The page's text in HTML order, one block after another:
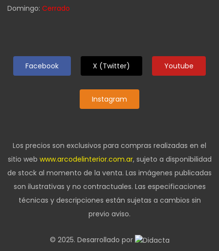
Domingo: Cerrado
Facebook X (Twitter) Youtube
Instagram
Los precios son exclusivos para compras realizadas en el
sitio web www.arcodelinterior.com.ar, sujeto a disponibilidad
de stock al momento de la venta. Las imágenes publicadas
son ilustrativas y no contractuales. Las especificaciones
técnicas y descripciones están sujetas a cambios sin
previo aviso.
© 2025. Desarrollado por